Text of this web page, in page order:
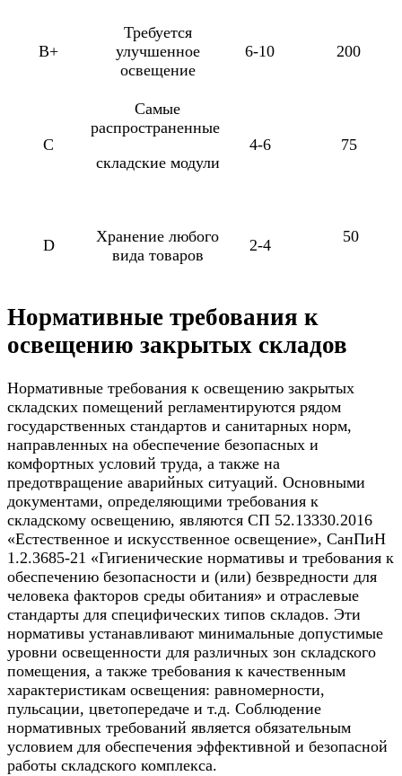
B+
Требуется
улучшенное
освещение
6-10 200
C
Самые
распространенные
складские модули
4-6 75
D
Хранение любого
вида товаров
2-4 50
Нормативные требования к
освещению закрытых складов
Нормативные требования к освещению закрытых
складских помещений регламентируются рядом
государственных стандартов и санитарных норм,
направленных на обеспечение безопасных и
комфортных условий труда, а также на
предотвращение аварийных ситуаций. Основными
документами, определяющими требования к
складскому освещению, являются СП 52.13330.2016
«Естественное и искусственное освещение», СанПиН
1.2.3685-21 «Гигиенические нормативы и требования к
обеспечению безопасности и (или) безвредности для
человека факторов среды обитания» и отраслевые
стандарты для специфических типов складов. Эти
нормативы устанавливают минимальные допустимые
уровни освещенности для различных зон складского
помещения, а также требования к качественным
характеристикам освещения: равномерности,
пульсации, цветопередаче и т.д. Соблюдение
нормативных требований является обязательным
условием для обеспечения эффективной и безопасной
работы складского комплекса.